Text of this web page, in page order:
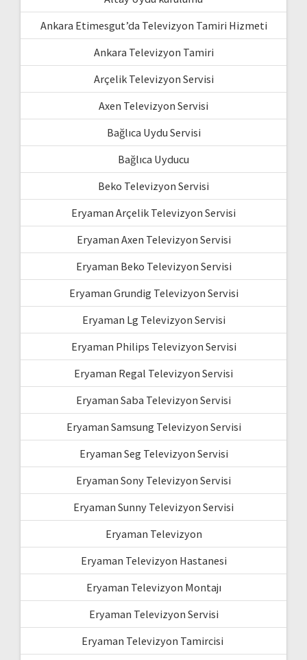
Ankara Etimesgut’da Televizyon Tamiri Hizmeti
Ankara Televizyon Tamiri
Arçelik Televizyon Servisi
Axen Televizyon Servisi
Bağlıca Uydu Servisi
Bağlıca Uyducu
Beko Televizyon Servisi
Eryaman Arçelik Televizyon Servisi
Eryaman Axen Televizyon Servisi
Eryaman Beko Televizyon Servisi
Eryaman Grundig Televizyon Servisi
Eryaman Lg Televizyon Servisi
Eryaman Philips Televizyon Servisi
Eryaman Regal Televizyon Servisi
Eryaman Saba Televizyon Servisi
Eryaman Samsung Televizyon Servisi
Eryaman Seg Televizyon Servisi
Eryaman Sony Televizyon Servisi
Eryaman Sunny Televizyon Servisi
Eryaman Televizyon
Eryaman Televizyon Hastanesi
Eryaman Televizyon Montajı
Eryaman Televizyon Servisi
Eryaman Televizyon Tamircisi